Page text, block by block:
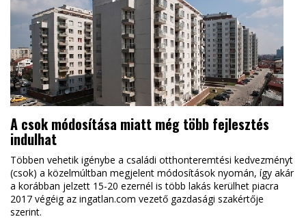
A csok módosítása miatt még több fejlesztés
indulhat
Többen vehetik igénybe a családi otthonteremtési kedvezményt
(csok) a közelmúltban megjelent módosítások nyomán, így akár
a korábban jelzett 15-20 ezernél is több lakás kerülhet piacra
2017 végéig az ingatlan.com vezető gazdasági szakértője
szerint.